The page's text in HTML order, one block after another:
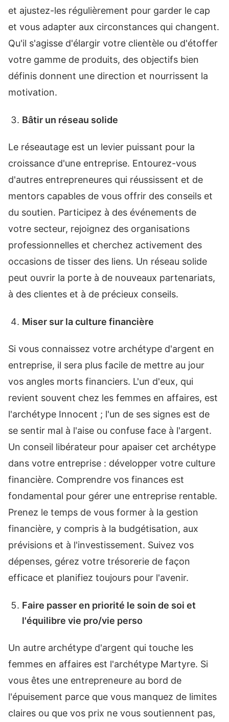
et ajustez-les régulièrement pour garder le cap
et vous adapter aux circonstances qui changent.
Qu'il s'agisse d'élargir votre clientèle ou d'étoffer
votre gamme de produits, des objectifs bien
définis donnent une direction et nourrissent la
motivation.
Bâtir un réseau solide
Le réseautage est un levier puissant pour la
croissance d'une entreprise. Entourez-vous
d'autres entrepreneures qui réussissent et de
mentors capables de vous offrir des conseils et
du soutien. Participez à des événements de
votre secteur, rejoignez des organisations
professionnelles et cherchez activement des
occasions de tisser des liens. Un réseau solide
peut ouvrir la porte à de nouveaux partenariats,
à des clientes et à de précieux conseils.
Miser sur la culture financière
Si vous connaissez votre archétype d'argent en
entreprise, il sera plus facile de mettre au jour
vos angles morts financiers. L'un d'eux, qui
revient souvent chez les femmes en affaires, est
l'archétype Innocent ; l'un de ses signes est de
se sentir mal à l'aise ou confuse face à l'argent.
Un conseil libérateur pour apaiser cet archétype
dans votre entreprise : développer votre culture
financière. Comprendre vos finances est
fondamental pour gérer une entreprise rentable.
Prenez le temps de vous former à la gestion
financière, y compris à la budgétisation, aux
prévisions et à l'investissement. Suivez vos
dépenses, gérez votre trésorerie de façon
efficace et planifiez toujours pour l'avenir.
Faire passer en priorité le soin de soi et
l'équilibre vie pro/vie perso
Un autre archétype d'argent qui touche les
femmes en affaires est l'archétype Martyre. Si
vous êtes une entrepreneure au bord de
l'épuisement parce que vous manquez de limites
claires ou que vos prix ne vous soutiennent pas,